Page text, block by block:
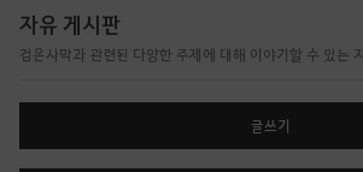
자유 게시판
검은사막과 관련된 다양한 주제에 대해 이야기할 수 있는
글쓰기